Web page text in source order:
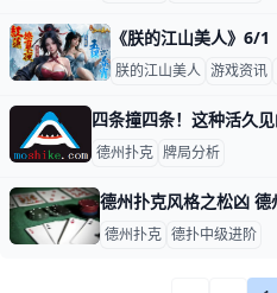
朕的江山美人 游戏资讯
德州扑克 牌局分析
德州扑克 德扑中级进阶